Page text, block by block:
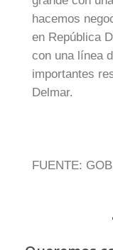
hacemos
en República
con una línea
importantes
Delmar.
FUENTE: